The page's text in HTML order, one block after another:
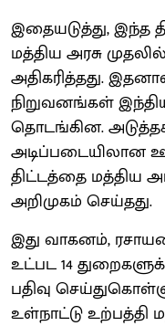
இதையடுத்து, இந்த
மத்திய அரசு
அதிகரித்தது.
நிறுவனங்கள்
தொடங்கின.
அடிப்படையிலான
திட்டத்தை மத்திய
அறிமுகம் செய்தது.
இது வாகனம்,
உட்பட 14
பதிவு
உள்நாட்டு உற்பத்தி